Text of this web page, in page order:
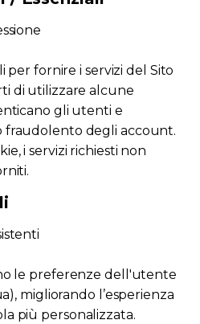
per fornire i servizi del Sito
di utilizzare alcune
gli utenti e
fraudolento degli account.
i servizi richiesti non
le preferenze dell'utente
migliorando l’esperienza
più personalizzata.